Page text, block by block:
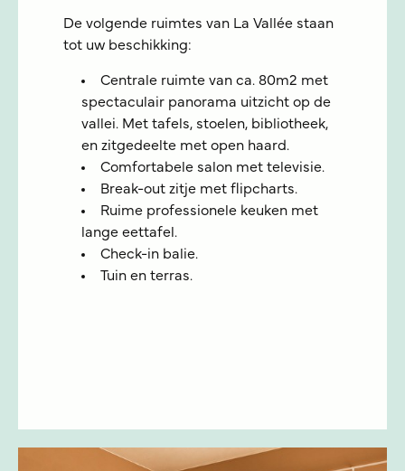
De volgende ruimtes van La Vallée staan
tot uw beschikking:
Centrale ruimte van ca. 80m2 met
spectaculair panorama uitzicht op de
vallei. Met tafels, stoelen, bibliotheek,
en zitgedeelte met open haard.
Comfortabele salon met televisie.
Break-out zitje met flipcharts.
Ruime professionele keuken met
lange eettafel.
Check-in balie.
Tuin en terras.